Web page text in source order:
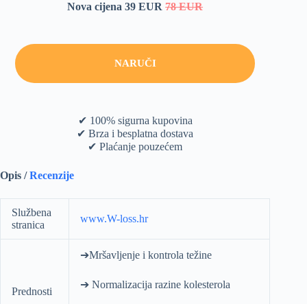
Nova cijena 39 EUR78 EUR
NARUČI
✔ 100% sigurna kupovina
✔ Brza i besplatna dostava
✔ Plaćanje pouzećem
Opis /Recenzije
Službena
stranica
www.W-loss.hr
Prednosti
➔Mršavljenje i kontrola težine
➔ Normalizacija razine kolesterola